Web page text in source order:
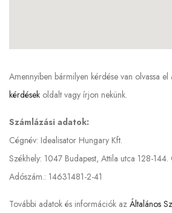
Amennyiben bármilyen kérdése van olvassa el
kérdések oldalt vagy írjon nekünk.
Számlázási adatok:
Cégnév: Idealisator Hungary Kft.
Székhely: 1047 Budapest, Attila utca 128-144.
Adószám.: 14631481-2-41
További adatok és információk az Általános